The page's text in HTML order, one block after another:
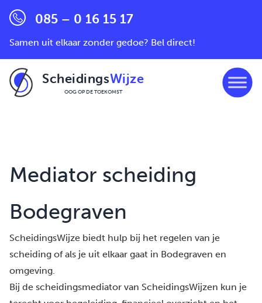
085 – 0 16 15 17
Samen uit elkaar zonder gedoe? Bel direct!
ScheidingsWijze
OOG OP DE TOEKOMST
Mediator scheiding
Bodegraven
ScheidingsWijze biedt hulp bij het regelen van je
scheiding of als je uit elkaar gaat in Bodegraven en
omgeving.
Bij de scheidingsmediator van ScheidingsWijzen kun je